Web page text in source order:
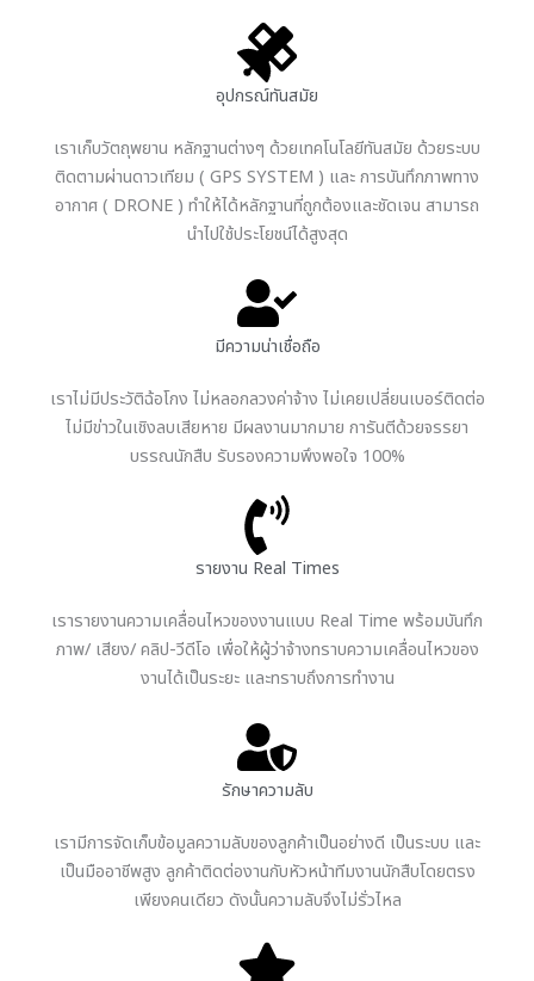
อุปกรณ์ทันสมัย
เราเก็บวัตถุพยาน หลักฐานต่างๆ ด้วยเทคโนโลยีทันสมัย ด้วยระบบ
ติดตามผ่านดาวเทียม ( GPS SYSTEM ) และ การบันทึกภาพทาง
อากาศ ( DRONE ) ทำให้ได้หลักฐานที่ถูกต้องและชัดเจน สามารถ
นำไปใช้ประโยชน์ได้สูงสุด
มีความน่าเชื่อถือ
เราไม่มีประวัติฉ้อโกง ไม่หลอกลวงค่าจ้าง ไม่เคยเปลี่ยนเบอร์ติดต่อ
ไม่มีข่าวในเชิงลบเสียหาย มีผลงานมากมาย การันตีด้วยจรรยา
บรรณนักสืบ รับรองความพึงพอใจ 100%
รายงาน Real Times
เรารายงานความเคลื่อนไหวของงานแบบ Real Time พร้อมบันทึก
ภาพ/ เสียง/ คลิป-วีดีโอ เพื่อให้ผู้ว่าจ้างทราบความเคลื่อนไหวของ
งานได้เป็นระยะ และทราบถึงการทำงาน
รักษาความลับ
เรามีการจัดเก็บข้อมูลความลับของลูกค้าเป็นอย่างดี เป็นระบบ และ
เป็นมืออาชีพสูง ลูกค้าติดต่องานกับหัวหน้าทีมงานนักสืบโดยตรง
เพียงคนเดียว ดังนั้นความลับจึงไม่รั่วไหล